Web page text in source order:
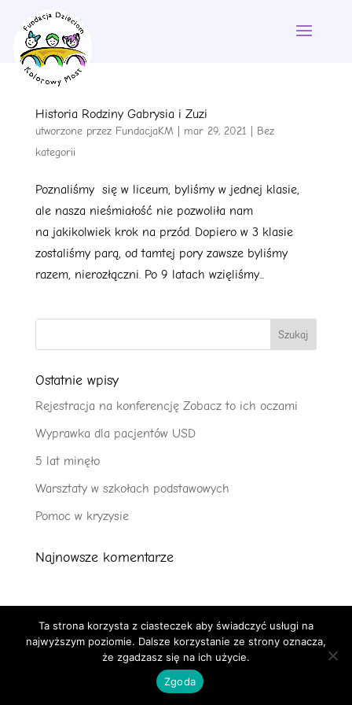
Historia Rodziny Gabrysia i Zuzi
utworzone przez FundacjaKM mar 29, 2021
Bez
kategorii
Poznaliśmy się w liceum, byliśmy w jednej klasie,
ale nasza nieśmiałość nie pozwoliła nam
na jakikolwiek krok na przód. Dopiero w 3 klasie
zostaliśmy parą, od tamtej pory zawsze byliśmy
razem, nierozłączni. Po 9 latach wzięliśmy...
Ostatnie wpisy
Rejestracja na konferencję Zobacz to ich oczami
Wyprawka dla pacjentów USD
5 lat minęło
Warsztaty w szkołach podstawowych
Pomoc w kryzysie
Najnowsze komentarze
D&M byDen Com
Ta strona korzysta z ciasteczek aby świadczyć usługi na
najwyższym poziomie. Dalsze korzystanie ze strony oznacza,
że zgadzasz się na ich użycie.
Zgoda